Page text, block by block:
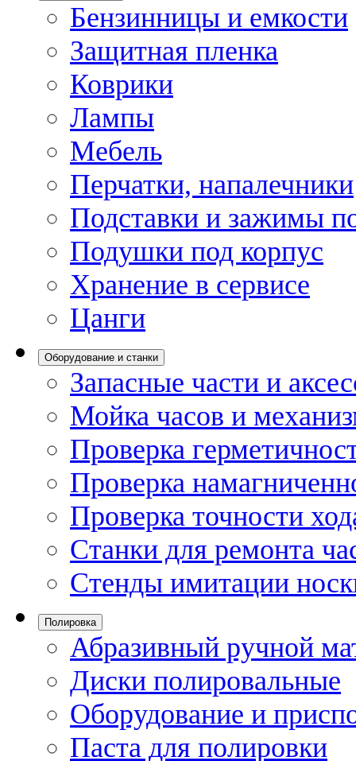
Бензинницы и емкости
Защитная пленка
Коврики
Лампы
Мебель
Перчатки, напалечники
Подставки и зажимы
Подушки под корпус
Хранение в сервисе
Цанги
Оборудование и станки
Запасные части и
Мойка часов и
Проверка
Проверка
Проверка точности
Станки для ремонта
Стенды имитации
Полировка
Абразивный ручной
Диски полировальные
Оборудование и
Паста для полировки